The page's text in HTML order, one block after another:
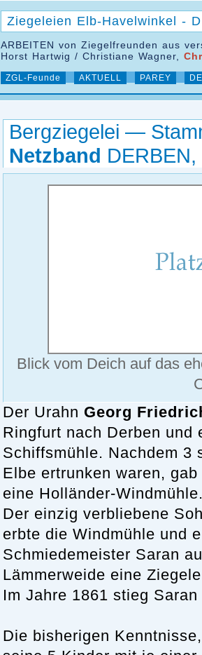
Ziegeleien Elb-Havelwinkel -
ARBEITEN von Ziegelfreunden aus
Horst Hartwig / Christiane Wagner,
ZGL-Feunde AKTUELL PAREY
Bergziegelei —
Netzband
Blick vom Deich auf das
Der Urahn Georg
Ringfurt nach Derben und
Schiffsmühle. Nachdem 3
Elbe ertrunken waren,
eine Holländer-
Der einzig verbliebene
erbte die Windmühle und
Schmiedemeister Saran
Lämmerweide eine
Im Jahre 1861 stieg
Die bisherigen